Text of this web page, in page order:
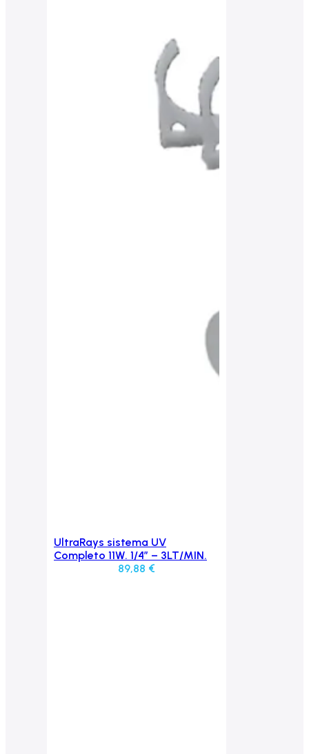
Aggiungi al carrello
UltraRays sistema UV
Completo 11W. 1/4” – 3LT/MIN.
89,88 €